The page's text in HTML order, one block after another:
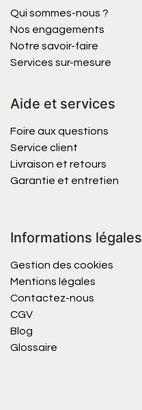
Qui sommes-nous ?
Nos engagements
Notre savoir-faire
Services sur-mesure
Aide et services
Foire aux questions
Service client
Livraison et retours
Garantie et entretien
Informations légales
Gestion des cookies
Mentions légales
Contactez-nous
CGV
Blog
Glossaire